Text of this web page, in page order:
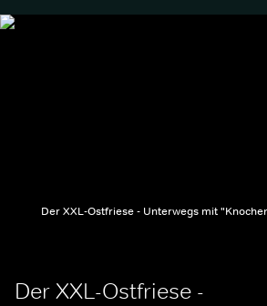
Der XXL-Ostfriese - Unterwegs mit
Der XXL-Ostfriese -